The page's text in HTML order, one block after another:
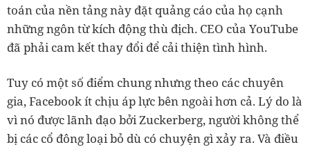
toán của nền tảng này đặt quảng cáo của họ cạnh
những ngôn từ kích động thù địch. CEO của YouTube
đã phải cam kết thay đổi để cải thiện tình hình.
Tuy có một số điểm chung nhưng theo các chuyên
gia, Facebook ít chịu áp lực bên ngoài hơn cả. Lý do là
vì nó được lãnh đạo bởi Zuckerberg, người không thể
bị các cổ đông loại bỏ dù có chuyện gì xảy ra. Và điều